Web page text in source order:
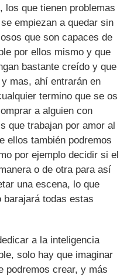
los que tienen problemas
empiezan a quedar sin
que son capaces de
por ellos mismo y que
bastante creído y que
mas, ahí entrarán en
termino que se os
a alguien con
que trabajan por amor al
ellos también podremos
por ejemplo decidir si el
o de otra para así
una escena, lo que
todas estas
a la inteligencia
solo hay que imaginar
podremos crear, y más